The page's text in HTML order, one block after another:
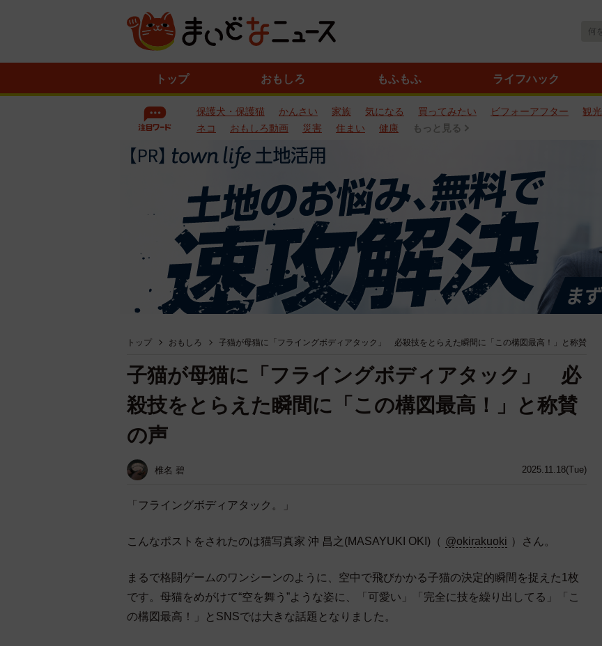
トップ おもしろ もふもふ ライフハック
保護犬・保護猫 かんさい 家族 気になる 買ってみたい ビフォーアフター 観光
ネコ
おもしろ動画 災害 住まい 健康 もっと見る
トップ おもしろ 子猫が母猫に「フライングボディアタック」 必殺技をとらえた瞬間に「この構図最高！」と称賛
2025.11.18(Tue)
子猫が母猫に「フライングボディアタック」 必
殺技をとらえた瞬間に「この構図最高！」と称賛
の声
椎名 碧
「フライングボディアタック。」
こんなポストをされたのは猫写真家 沖 昌之(MASAYUKI OKI)（ @okirakuoki ）さん。
まるで格闘ゲームのワンシーンのように、空中で飛びかかる子猫の決定的瞬間を捉えた1枚
です。母猫をめがけて“空を舞う”ような姿に、「可愛い」「完全に技を繰り出してる」「こ
の構図最高！」とSNSでは大きな話題となりました。